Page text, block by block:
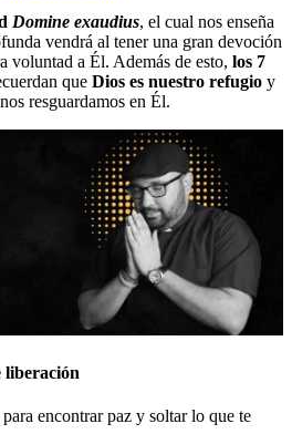
Domine exaudius, el cual nos enseña
vendrá al tener una gran devoción
voluntad a Él. Además de esto, los 7
que Dios es nuestro refugio y
resguardamos en Él.
liberación
encontrar paz y soltar lo que te